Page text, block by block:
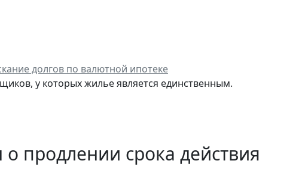
долгов по валютной ипотеке
у которых жилье является единственным.
продлении срока действия